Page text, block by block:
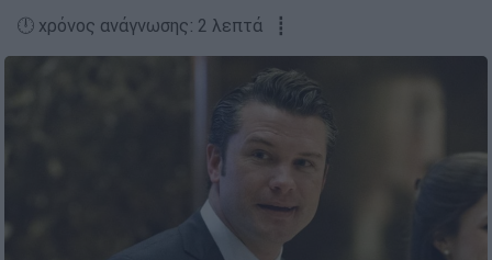
🕛 χρόνος ανάγνωσης: 2 λεπτά ┋